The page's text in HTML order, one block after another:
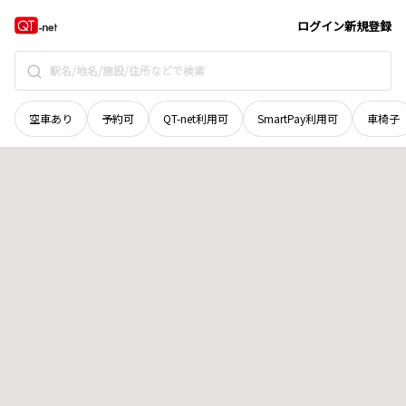
ログイン新規登録
空車あり 予約可 QT-net利用可 SmartPay利用可 車椅子
秋田県